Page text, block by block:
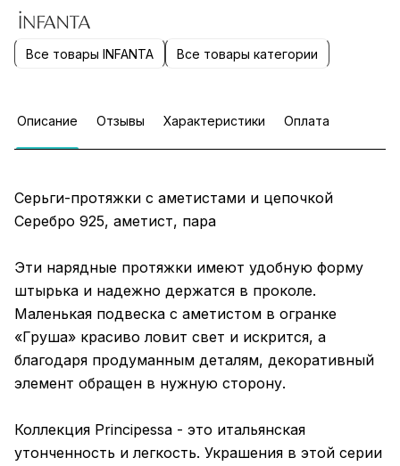
Все товары INFANTA Все товары категории
Описание Отзывы Характеристики Оплата
Серьги-протяжки с аметистами и цепочкой
Серебро 925, аметист, пара
Эти нарядные протяжки имеют удобную форму
штырька и надежно держатся в проколе.
Маленькая подвеска с аметистом в огранке
«Груша» красиво ловит свет и искрится, а
благодаря продуманным деталям, декоративный
элемент обращен в нужную сторону.
Коллекция Principessa - это итальянская
утонченность и легкость. Украшения в этой серии